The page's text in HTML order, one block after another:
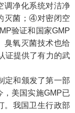
净化系统对洁净
灭菌；④对密闭空
验证和国家GMP
臭氧灭菌技术也给
证提供了有力的武
和颁发了第一部
，美国实施GMP已
。我国卫生行政部